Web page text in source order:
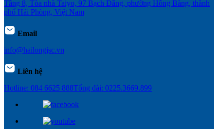
Tầng 8, Tòa nhà Taiyo, 97 Bạch Đằng, phường Hồng Bàng, thành
phố Hải Phòng, Việt Nam
Email
info@hailongjsc.vn
Liên hệ
Hotline: 084 6625 888Tổng đài: 0225.3669.899